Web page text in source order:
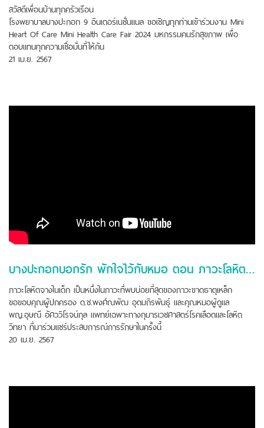
สวัสดีเพื่อนบ้านทุกครัวเรือน
โรงพยาบาลบางปะกอก 9 อินเตอร์เนชั่นแนล ขอเชิญทุกท่านเข้าร่วมงาน Mini
Heart Of Care Mini Health Care Fair 2024 มหกรรมคนรักสุขภาพ เพื่อ
ตอบแทนทุกความเชื่อมั่นที่ให้​กัน
21 เม.ย. 2567
บางปะกอกบอกรัก พักใจไว้กับหมอ ตอน ภาวะโลหิตจางจากการขาดธาตุเหล็ก
ภาวะโลหิตจางในเด็ก เป็นหนึ่งในภาวะที่พบบ่อยที่สุดของภาวะขาดธาตุเหล็ก
ขอขอบคุณผู้ปกครอง ด.ช.พงศ์ณพัฒ อุดมถิรพันธุ์ และคุณหมอผู้ดูแล
พญ.อุษณี อัศววิโรจน์กุล แพทย์เฉพาะทางกุมารเวชศาสตร์โรคเลือดและโลหิต
วิทยา ที่มาร่วมแชร์​ประสบการณ์​การรักษาในครั้งนี้
20 เม.ย. 2567